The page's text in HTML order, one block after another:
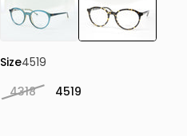
Size4519
4318
4519